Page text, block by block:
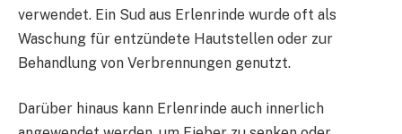
verwendet. Ein Sud aus Erlenrinde wurde oft als
Waschung für entzündete Hautstellen oder zur
Behandlung von Verbrennungen genutzt.
Darüber hinaus kann Erlenrinde auch innerlich